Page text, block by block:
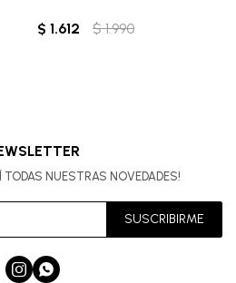
$ 1.612 $ 1.990
TODAS NUESTRAS NOVEDADES!
SUSCRIBIRME
 